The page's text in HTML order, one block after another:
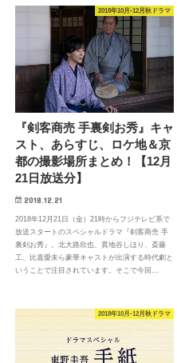
2018年10月-12月秋ドラマ
『剣客商売 手裏剣お秀』キャ
スト、あらすじ、ロケ地＆京
都の撮影場所まとめ！【12月
21日放送分】
2018.12.21
2018年12月21日（金）21時からフジテレビ系で
放送スタートのスペシャルドラマ『剣客商売 手
裏剣お秀』。北大路欣也、貫地谷しほり、斎藤
工、比嘉愛未ら豪華キャストが出演する時代劇と
いうことで注目されています。そこで今回…
2018年10月-12月秋ドラマ